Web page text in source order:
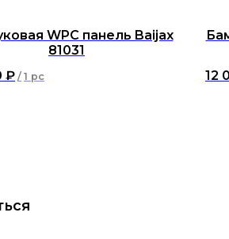
WPC панель Baijax
81031
₽ / 1 pc
12